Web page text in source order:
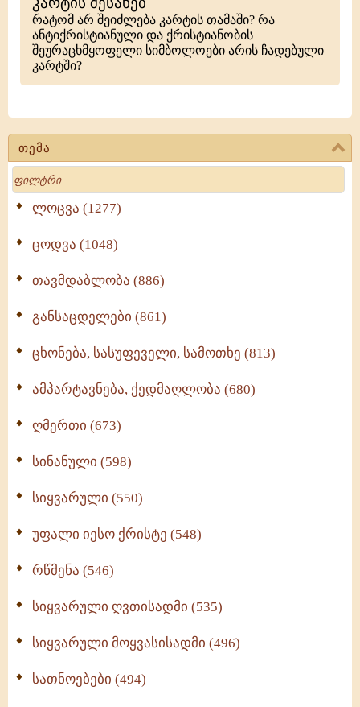
თემა
Search
ლოცვა (1277)
ცოდვა (1048)
თავმდაბლობა (886)
განსაცდელები (861)
ცხონება, სასუფეველი, სამოთხე (813)
ამპარტავნება, ქედმაღლობა (680)
ღმერთი (673)
სინანული (598)
სიყვარული (550)
უფალი იესო ქრისტე (548)
რწმენა (546)
სიყვარული ღვთისადმი (535)
სიყვარული მოყვასისადმი (496)
სათნოებები (494)
რატომ არ შეიძლება კარტის თამაში? რა
ანტიქრისტიანული და ქრისტიანობის
შეურაცხმყოფელი სიმბოლოები არის ჩადებული
კარტში?